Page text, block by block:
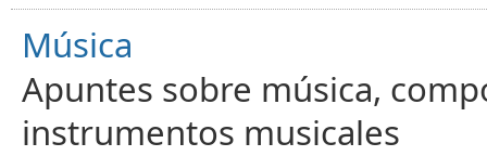
Música
Apuntes sobre música,
instrumentos musicales